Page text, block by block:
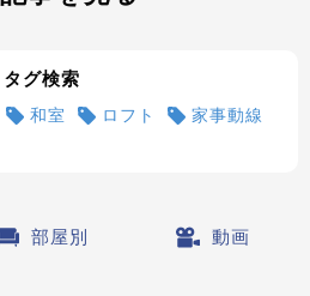
タグ検索
和室 ロフト
家事動線
部屋別 動画